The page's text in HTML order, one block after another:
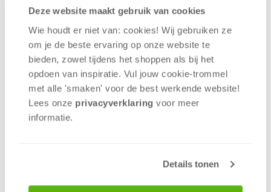
Deze website maakt gebruik van cookies
Wie houdt er niet van: cookies! Wij gebruiken ze
om je de beste ervaring op onze website te
bieden, zowel tijdens het shoppen als bij het
opdoen van inspiratie. Vul jouw cookie-trommel
met alle 'smaken' voor de best werkende website​!
Lees onze privacyverklaring voor meer
informatie.
Details tonen
oplossen, voorwerpen verzamelen en gevaren
vertellen. Hierbij zijn er meerdere routes
beschikbaar voordat je het einddoel behaalt. Na 1 x
spelen ben je dus nog lang niet klaar. En bovendien
zal je, net als in ieder ander spel wanneer je de
moeten beginnen.